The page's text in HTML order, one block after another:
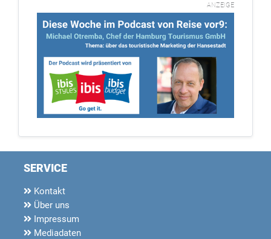
ANZEIGE
SERVICE
Kontakt
Über uns
Impressum
Mediadaten